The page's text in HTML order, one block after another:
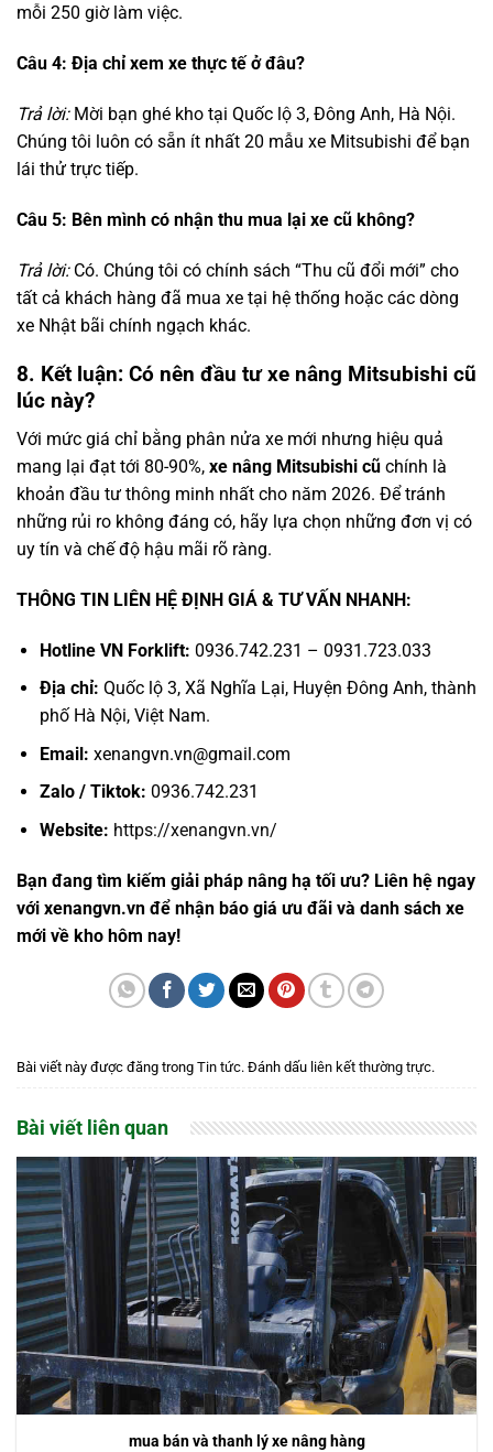
mỗi 250 giờ làm việc.
Câu 4: Địa chỉ xem xe thực tế ở đâu?
Trả lời:Mời bạn ghé kho tại Quốc lộ 3, Đông Anh, Hà Nội.
Chúng tôi luôn có sẵn ít nhất 20 mẫu xe Mitsubishi để bạn
lái thử trực tiếp.
Câu 5: Bên mình có nhận thu mua lại xe cũ không?
Trả lời:Có. Chúng tôi có chính sách “Thu cũ đổi mới” cho
tất cả khách hàng đã mua xe tại hệ thống hoặc các dòng
xe Nhật bãi chính ngạch khác.
8. Kết luận: Có nên đầu tư xe nâng Mitsubishi cũ
lúc này?
Với mức giá chỉ bằng phân nửa xe mới nhưng hiệu quả
mang lại đạt tới 80-90%, xe nâng Mitsubishi cũ chính là
khoản đầu tư thông minh nhất cho năm 2026. Để tránh
những rủi ro không đáng có, hãy lựa chọn những đơn vị có
uy tín và chế độ hậu mãi rõ ràng.
THÔNG TIN LIÊN HỆ ĐỊNH GIÁ & TƯ VẤN NHANH:
Hotline VN Forklift: 0936.742.231 – 0931.723.033
Địa chỉ: Quốc lộ 3, Xã Nghĩa Lại, Huyện Đông Anh, thành
phố Hà Nội, Việt Nam.
Email: xenangvn.vn@gmail.com
Zalo / Tiktok: 0936.742.231
Website: https://xenangvn.vn/
Bạn đang tìm kiếm giải pháp nâng hạ tối ưu? Liên hệ ngay
với xenangvn.vn để nhận báo giá ưu đãi và danh sách xe
mới về kho hôm nay!
Bài viết này được đăng trong Tin tức. Đánh dấu liên kết thường trực.
Bài viết liên quan
mua bán và thanh lý xe nâng hàng